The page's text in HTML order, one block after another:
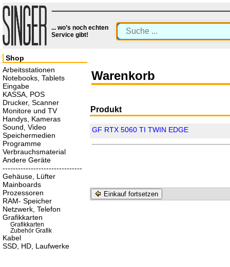
... wo’s noch echten
Service gibt!
Warenkorb
Produkt
GF RTX 5060 TI TWIN EDGE
Einkauf fortsetzen
Shop
Arbeitsstationen
Notebooks, Tablets
Eingabe
KASSA, POS
Drucker, Scanner
Monitore und TV
Handys, Kameras
Sound, Video
Speichermedien
Programme
Verbrauchsmaterial
Andere Geräte
-------------------------------
Gehäuse, Lüfter
Mainboards
Prozessoren
RAM- Speicher
Netzwerk, Telefon
Grafikkarten
Grafikkarten
Zubehör Grafik
Kabel
SSD, HD, Laufwerke